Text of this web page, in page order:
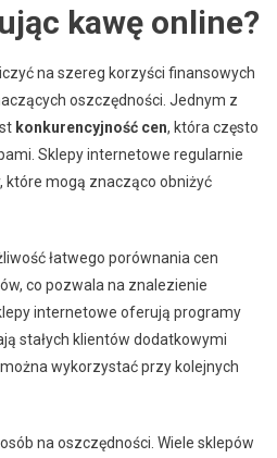
kawę online?
na szereg korzyści finansowych
oszczędności. Jednym z
konkurencyjność cen, która często
Sklepy internetowe regularnie
mogą znacząco obniżyć
łatwego porównania cen
co pozwala na znalezienie
internetowe oferują programy
stałych klientów dodatkowymi
wykorzystać przy kolejnych
na oszczędności. Wiele sklepów